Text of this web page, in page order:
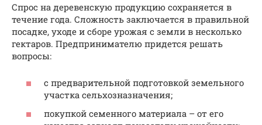
Спрос на деревенскую продукцию сохраняется в
течение года. Сложность заключается в правильной
посадке, уходе и сборе урожая с земли в несколько
гектаров. Предпринимателю придется решать
вопросы:
с предварительной подготовкой земельного
участка сельхозназначения;
покупкой семенного материала – от его